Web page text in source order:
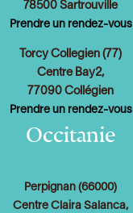
78500 Sartrouville
Prendre un rendez-vous
Torcy Collegien (77)
Centre Bay2,
77090 Collégien
Prendre un rendez-vous
Occitanie
Perpignan (66000)
Centre Claira Salanca,